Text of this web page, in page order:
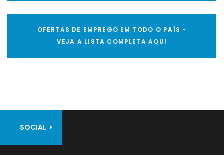
OFERTAS DE EMPREGO EM TODO O PAÍS -
VEJA A LISTA COMPLETA AQUI
SOCIAL